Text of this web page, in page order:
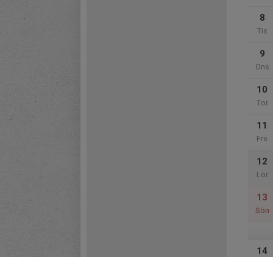
8
Tis
9
Ons
10
Tor
11
Fre
12
Lör
13
Sön
14